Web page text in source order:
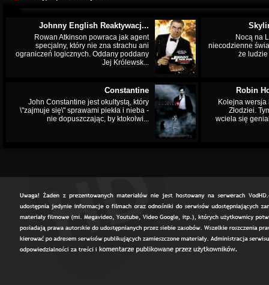
Johnny English Reaktywacj...
Rowan Atkinson powraca jak agent
specjalny, który nie zna strachu ani
ograniczeń logicznych. Oddany poddany
Jej Królewsk...
Nocą na
niecodzienne
że
Constantine
John Constantine jest okultystą, który
\"zajmuje się\" sprawami piekła i nieba -
nie dopuszczając, by ktokolwi...
Robin
Kolejna wersja
Złodziei.
wciela się